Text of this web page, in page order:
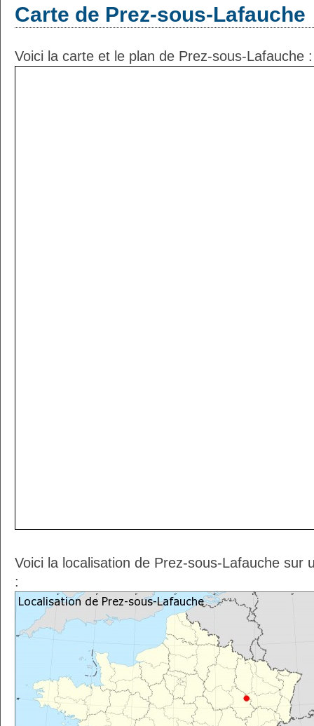
Carte de Prez-sous-Lafauche
Voici la carte et le plan de Prez-sous-Lafauche :
Voici la localisation de Prez-sous-Lafauche sur
: